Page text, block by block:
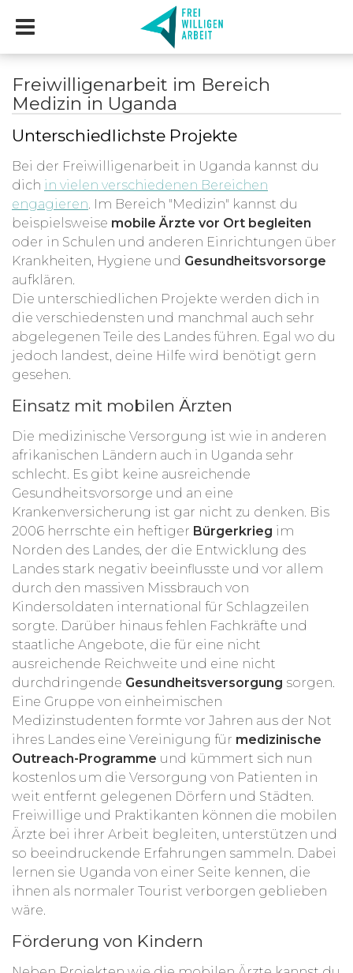
Freiwilligenarbeit im Bereich
Medizin in Uganda
Unterschiedlichste Projekte
Bei der Freiwilligenarbeit in Uganda kannst du
dich in vielen verschiedenen Bereichen
engagieren. Im Bereich "Medizin" kannst du
beispielsweise mobile Ärzte vor Ort begleiten
oder in Schulen und anderen Einrichtungen über
Krankheiten, Hygiene und Gesundheitsvorsorge
aufklären.
Die unterschiedlichen Projekte werden dich in
die verschiedensten und manchmal auch sehr
abgelegenen Teile des Landes führen. Egal wo du
jedoch landest, deine Hilfe wird benötigt gern
gesehen.
Einsatz mit mobilen Ärzten
Die medizinische Versorgung ist wie in anderen
afrikanischen Ländern auch in Uganda sehr
schlecht. Es gibt keine ausreichende
Gesundheitsvorsorge und an eine
Krankenversicherung ist gar nicht zu denken. Bis
2006 herrschte ein heftiger Bürgerkrieg im
Norden des Landes, der die Entwicklung des
Landes stark negativ beeinflusste und vor allem
durch den massiven Missbrauch von
Kindersoldaten international für Schlagzeilen
sorgte. Darüber hinaus fehlen Fachkräfte und
staatliche Angebote, die für eine nicht
ausreichende Reichweite und eine nicht
durchdringende Gesundheitsversorgung sorgen.
Eine Gruppe von einheimischen
Medizinstudenten formte vor Jahren aus der Not
ihres Landes eine Vereinigung für medizinische
Outreach-Programme und kümmert sich nun
kostenlos um die Versorgung von Patienten in
weit entfernt gelegenen Dörfern und Städten.
Freiwillige und Praktikanten können die mobilen
Ärzte bei ihrer Arbeit begleiten, unterstützen und
so beeindruckende Erfahrungen sammeln. Dabei
lernen sie Uganda von einer Seite kennen, die
ihnen als normaler Tourist verborgen geblieben
wäre.
Förderung von Kindern